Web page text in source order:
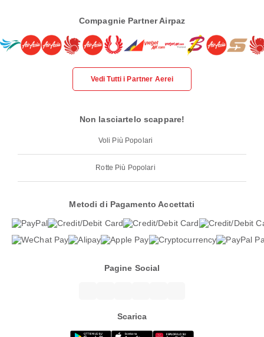
Compagnie Partner Airpaz
Vedi Tutti i Partner Aerei
Non lasciartelo scappare!
Voli Più Popolari
Rotte Più Popolari
Metodi di Pagamento Accettati
Pagine Social
Scarica